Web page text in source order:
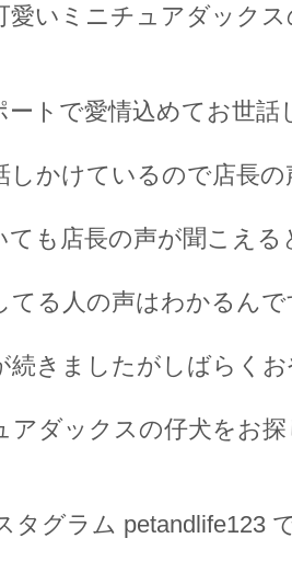
愛いミニチュアダック
ートで愛情込めてお世話
しかけているので店長
ても店長の声が聞こえる
てる人の声はわかるん
続きましたがしばらく
アダックスの仔犬をお
タグラム petandlife123